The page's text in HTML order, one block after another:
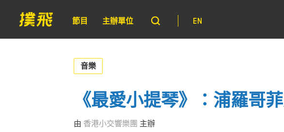
節目 主辦單位 EN
音樂
《最愛小提琴》：浦羅哥
由 香港小交響樂團 主辦